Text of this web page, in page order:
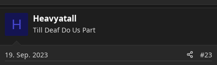
H Heavyatall
Till Deaf Do Us Part
19. Sep. 2023 #23